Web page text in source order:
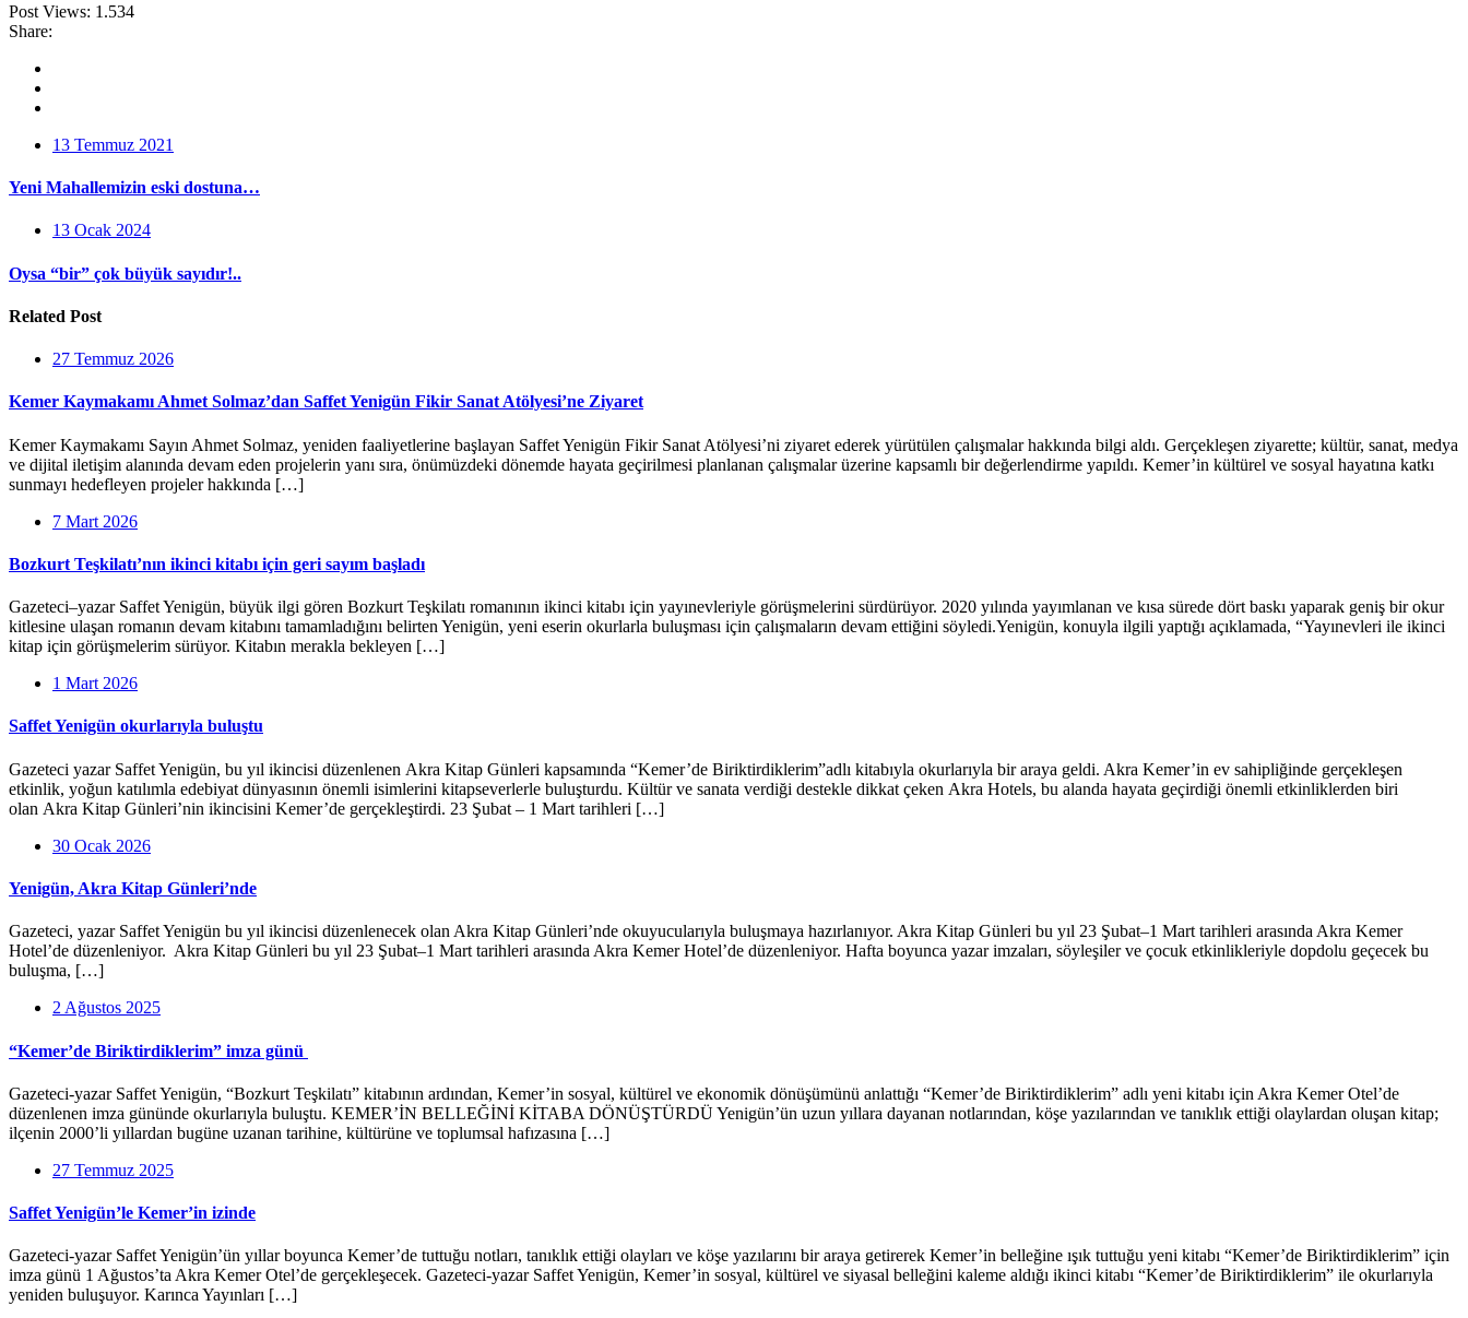
Post Views: 1.534
Share:
13 Temmuz 2021
Yeni Mahallemizin eski dostuna…
13 Ocak 2024
Oysa “bir” çok büyük sayıdır!..
Related Post
27 Temmuz 2026
Kemer Kaymakamı Ahmet Solmaz’dan Saffet Yenigün Fikir Sanat Atölyesi’ne Ziyaret
Kemer Kaymakamı Sayın Ahmet Solmaz, yeniden faaliyetlerine başlayan Saffet Yenigün Fikir Sanat Atölyesi’ni ziyaret ederek yürütülen çalışmalar hakkında bilgi aldı. Gerçekleşen ziyarette; kültür, sanat, medya
ve dijital iletişim alanında devam eden projelerin yanı sıra, önümüzdeki dönemde hayata geçirilmesi planlanan çalışmalar üzerine kapsamlı bir değerlendirme yapıldı. Kemer’in kültürel ve sosyal hayatına katkı
sunmayı hedefleyen projeler hakkında […]
7 Mart 2026
Bozkurt Teşkilatı’nın ikinci kitabı için geri sayım başladı
Gazeteci–yazar Saffet Yenigün, büyük ilgi gören Bozkurt Teşkilatı romanının ikinci kitabı için yayınevleriyle görüşmelerini sürdürüyor. 2020 yılında yayımlanan ve kısa sürede dört baskı yaparak geniş bir okur
kitlesine ulaşan romanın devam kitabını tamamladığını belirten Yenigün, yeni eserin okurlarla buluşması için çalışmaların devam ettiğini söyledi.Yenigün, konuyla ilgili yaptığı açıklamada, “Yayınevleri ile ikinci
kitap için görüşmelerim sürüyor. Kitabın merakla bekleyen […]
1 Mart 2026
Saffet Yenigün okurlarıyla buluştu
Gazeteci yazar Saffet Yenigün, bu yıl ikincisi düzenlenen Akra Kitap Günleri kapsamında “Kemer’de Biriktirdiklerim”adlı kitabıyla okurlarıyla bir araya geldi. Akra Kemer’in ev sahipliğinde gerçekleşen
etkinlik, yoğun katılımla edebiyat dünyasının önemli isimlerini kitapseverlerle buluşturdu. Kültür ve sanata verdiği destekle dikkat çeken Akra Hotels, bu alanda hayata geçirdiği önemli etkinliklerden biri
olan Akra Kitap Günleri’nin ikincisini Kemer’de gerçekleştirdi. 23 Şubat – 1 Mart tarihleri […]
30 Ocak 2026
Yenigün, Akra Kitap Günleri’nde
Gazeteci, yazar Saffet Yenigün bu yıl ikincisi düzenlenecek olan Akra Kitap Günleri’nde okuyucularıyla buluşmaya hazırlanıyor. Akra Kitap Günleri bu yıl 23 Şubat–1 Mart tarihleri arasında Akra Kemer
Hotel’de düzenleniyor. Akra Kitap Günleri bu yıl 23 Şubat–1 Mart tarihleri arasında Akra Kemer Hotel’de düzenleniyor. Hafta boyunca yazar imzaları, söyleşiler ve çocuk etkinlikleriyle dopdolu geçecek bu
buluşma, […]
2 Ağustos 2025
“Kemer’de Biriktirdiklerim” imza günü
Gazeteci-yazar Saffet Yenigün, “Bozkurt Teşkilatı” kitabının ardından, Kemer’in sosyal, kültürel ve ekonomik dönüşümünü anlattığı “Kemer’de Biriktirdiklerim” adlı yeni kitabı için Akra Kemer Otel’de
düzenlenen imza gününde okurlarıyla buluştu. KEMER’İN BELLEĞİNİ KİTABA DÖNÜŞTÜRDÜ Yenigün’ün uzun yıllara dayanan notlarından, köşe yazılarından ve tanıklık ettiği olaylardan oluşan kitap;
ilçenin 2000’li yıllardan bugüne uzanan tarihine, kültürüne ve toplumsal hafızasına […]
27 Temmuz 2025
Saffet Yenigün’le Kemer’in izinde
Gazeteci-yazar Saffet Yenigün’ün yıllar boyunca Kemer’de tuttuğu notları, tanıklık ettiği olayları ve köşe yazılarını bir araya getirerek Kemer’in belleğine ışık tuttuğu yeni kitabı “Kemer’de Biriktirdiklerim” için
imza günü 1 Ağustos’ta Akra Kemer Otel’de gerçekleşecek. Gazeteci-yazar Saffet Yenigün, Kemer’in sosyal, kültürel ve siyasal belleğini kaleme aldığı ikinci kitabı “Kemer’de Biriktirdiklerim” ile okurlarıyla
yeniden buluşuyor. Karınca Yayınları […]